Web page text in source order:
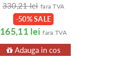
330,21 lei fara TVA
-50% SALE
165,11 lei fara TVA
Adauga in cos